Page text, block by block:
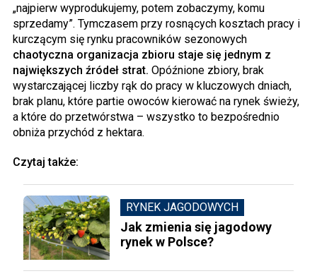
„najpierw wyprodukujemy, potem zobaczymy, komu
sprzedamy”. Tymczasem przy rosnących kosztach pracy i
kurczącym się rynku pracowników sezonowych
chaotyczna organizacja zbioru staje się jednym z
największych źródeł strat. Opóźnione zbiory, brak
wystarczającej liczby rąk do pracy w kluczowych dniach,
brak planu, które partie owoców kierować na rynek świeży,
a które do przetwórstwa – wszystko to bezpośrednio
obniża przychód z hektara.
Czytaj także:
RYNEK JAGODOWYCH
Jak zmienia się jagodowy
rynek w Polsce?